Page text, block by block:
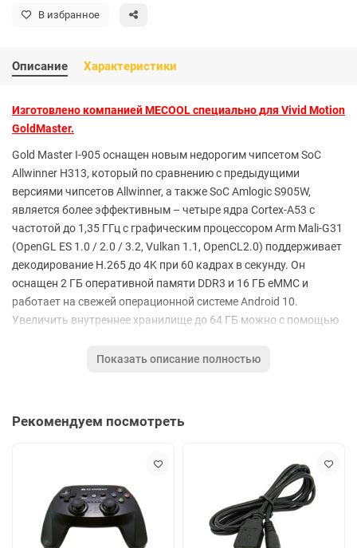
В избранное
Описание Характеристики
Изготовлено компанией MECOOL специально для Vivid Motion
GoldMaster.
Gold Master I-905 оснащен новым недорогим чипсетом SoC
Allwinner H313, который по сравнению с предыдущими
версиями чипсетов Allwinner, а также SoC Amlogic S905W,
является более эффективным – четыре ядра Cortex-A53 с
частотой до 1,35 ГГц с графическим процессором Arm Mali-G31
(OpenGL ES 1.0 / 2.0 / 3.2, Vulkan 1.1, OpenCL2.0) поддерживает
декодирование H.265 до 4K при 60 кадрах в секунду. Он
оснащен 2 ГБ оперативной памяти DDR3 и 16 ГБ eMMC и
работает на свежей операционной системе Android 10.
Увеличить внутреннее хранилище до 64 ГБ можно с помощью
Технические характеристики:
1.33 GHz
Оперативная память: 2 ГБ
Встроенная память: 16 ГБ
Дополнительная память: слот для карт microSD до 64 ГБ,
подключение USB Flash или жесткого диска
Показать описание полностью
Рекомендуем посмотреть